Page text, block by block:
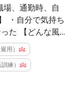
う方向性を決め
をする人は私の
自分の認知を理
欲しかったカウ
るでしょう。
話はあくまで私
んにはこうでは
場、通勤時、自
な風
・不意に記憶
ても、すぐに忘
快な言動など
すぐに気持ちを
用）
練）